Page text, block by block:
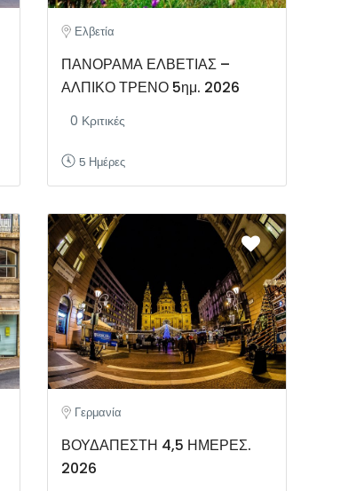
Ελβετία
ΠΑΝΟΡΑΜΑ ΕΛΒΕΤΙΑΣ –
ΑΛΠΙΚΟ ΤΡΕΝΟ 5ημ. 2026
0 Κριτικές
5 Ημέρες
Γερμανία
ΒΟΥΔΑΠΕΣΤΗ 4,5 ΗΜΕΡΕΣ.
2026